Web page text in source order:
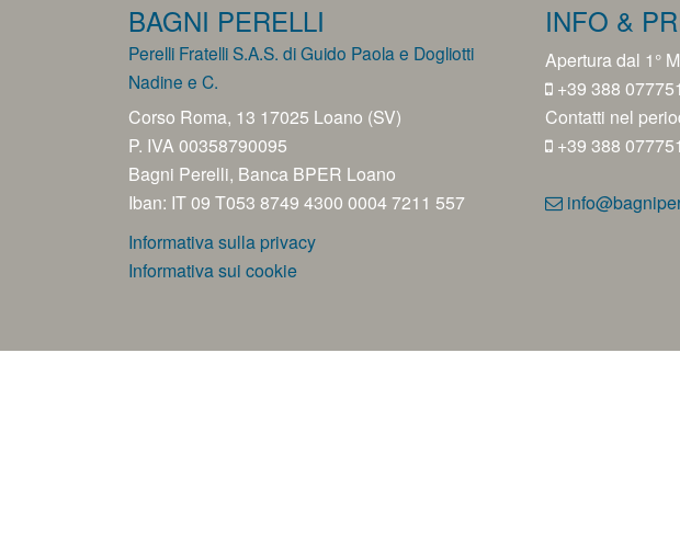
BAGNI PERELLI
Perelli Fratelli S.A.S. di Guido Paola e Dogliotti
Nadine e C.
Corso Roma, 13 17025 Loano (SV)
P. IVA 00358790095
Bagni Perelli, Banca BPER Loano
Iban: IT 09 T053 8749 4300 0004 7211 557
Informativa sulla privacy
Informativa sui cookie
INFO &
Apertura dal 1°
+39 388
Contatti nel
+39 388